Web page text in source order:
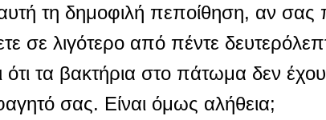
τη δημοφιλή πεποίθηση, αν σας
σε λιγότερο από πέντε
ότι τα βακτήρια στο πάτωμα δεν
σας. Είναι όμως αλήθεια;